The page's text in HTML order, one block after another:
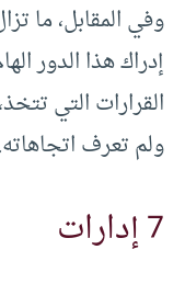
وفي المقابل، ما
إدراك هذا الدور
القرارات التي
ولم تعرف اتجاهاته.
7 إدارات